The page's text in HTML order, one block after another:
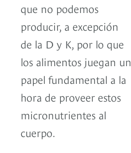
que no podemos
producir, a excepción
de la D y K, por lo que
los alimentos juegan un
papel fundamental a la
hora de proveer estos
micronutrientes al
cuerpo.